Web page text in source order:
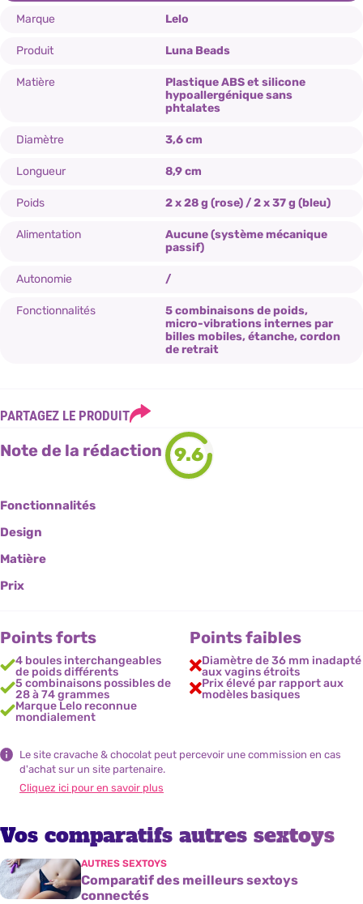
Marque Lelo
Produit Luna Beads
Matière
Plastique ABS et silicone
hypoallergénique sans
phtalates
Diamètre 3,6 cm
Longueur 8,9 cm
Poids 2 x 28 g (rose) / 2 x 37 g (bleu)
Alimentation
Aucune (système mécanique
passif)
Autonomie /
Fonctionnalités
5 combinaisons de poids,
micro-vibrations internes par
billes mobiles, étanche, cordon
de retrait
PARTAGEZ LE PRODUIT
Note de la rédaction 9.6
Fonctionnalités
Design
Matière
Prix
Points forts
4 boules interchangeables
de poids différents
5 combinaisons possibles de
28 à 74 grammes
Marque Lelo reconnue
mondialement
Points faibles
Diamètre de 36 mm inadapté
aux vagins étroits
Prix élevé par rapport aux
modèles basiques
Le site cravache & chocolat peut percevoir une commission en cas
d'achat sur un site partenaire.
Cliquez ici pour en savoir plus
Vos comparatifs autres sextoys
AUTRES SEXTOYS
Comparatif des meilleurs sextoys
connectés